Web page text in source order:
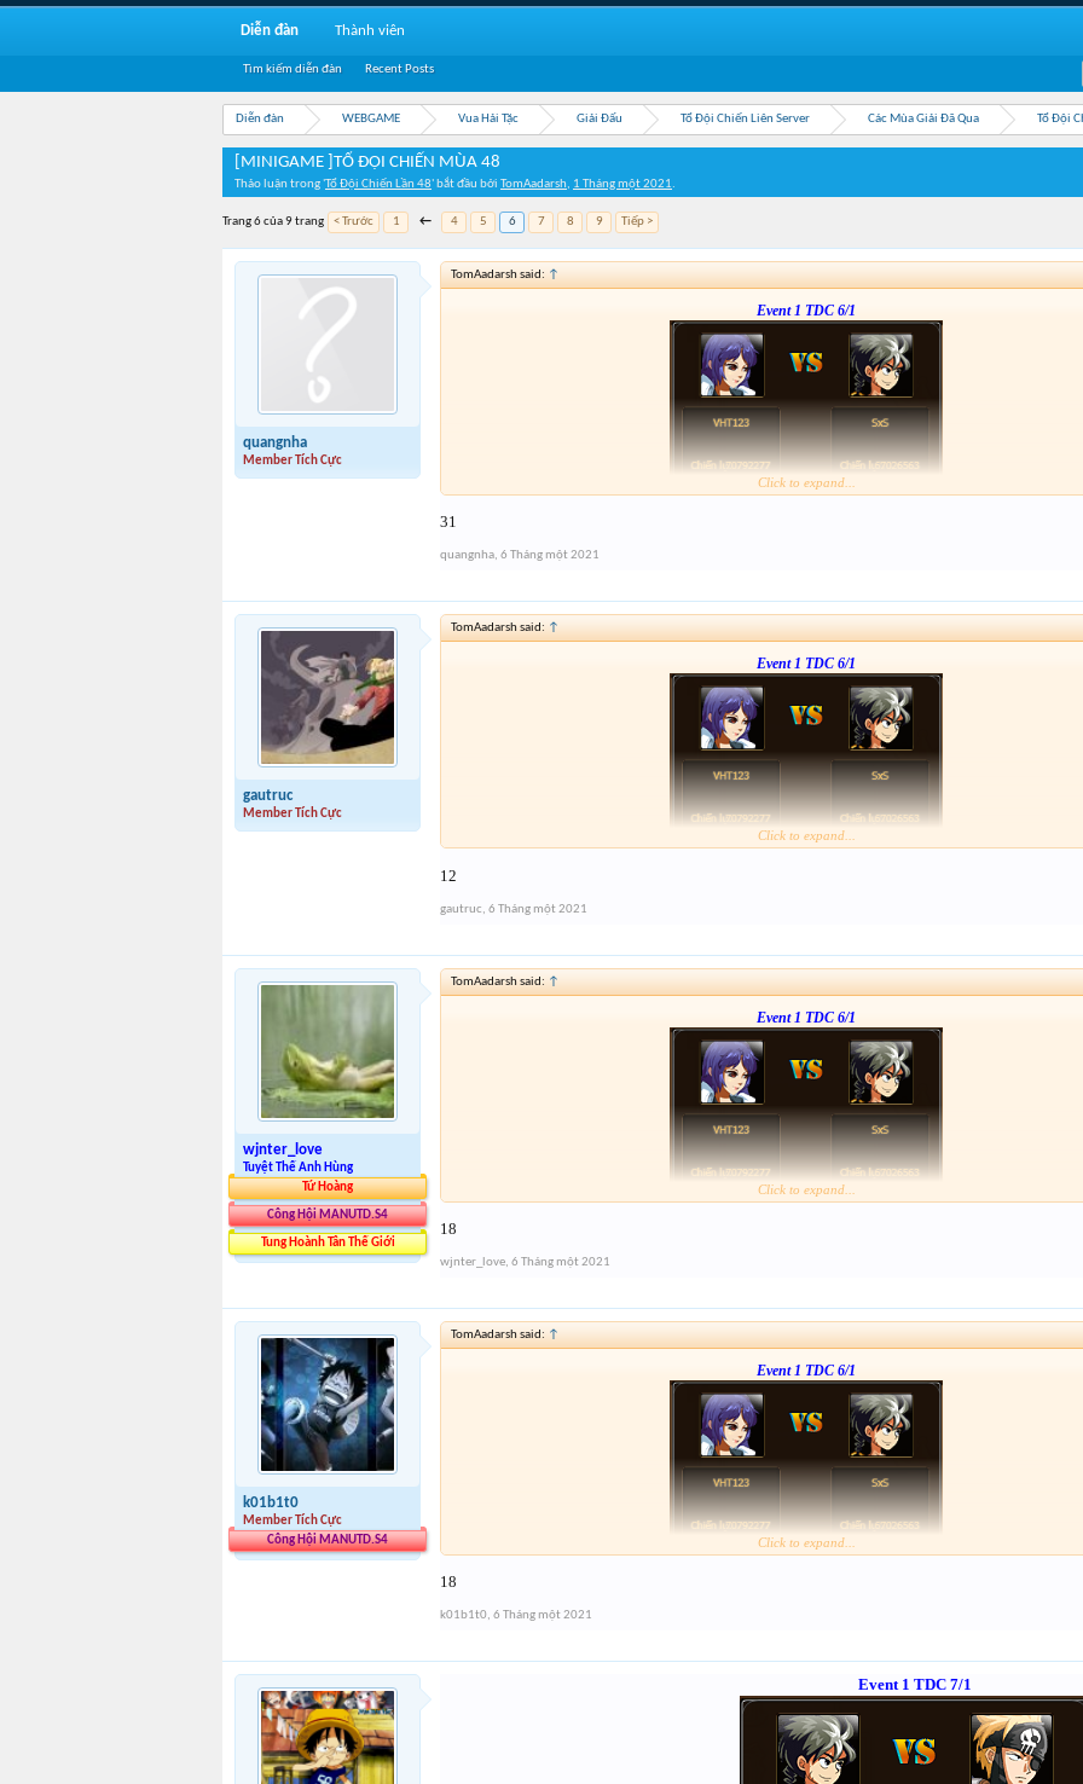
Diễn đàn WEBGAME Vua Hải Tặc Giải Đấu Tổ Đội Chiến Liên Server Các Mùa Giải Đã Qua Tổ Đội
[MINIGAME ]TỔ ĐỘI CHIẾN MÙA 48
Thảo luận trong 'Tổ Đội Chiến Lần 48' bắt đầu bởi TomAadarsh, 1 Tháng một 2021.
Trang 6 của 9 trang < Trước 1 ← 4 5 6 7 8 9 Tiếp >
quangnha
Member Tích Cực
TomAadarsh said: ↑
Event 1 TDC 6/1
Click to expand...
31
quangnha, 6 Tháng một 2021
gautruc
Member Tích Cực
TomAadarsh said: ↑
Event 1 TDC 6/1
Click to expand...
12
gautruc, 6 Tháng một 2021
wjnter_love
Tuyệt Thế Anh Hùng
Tứ Hoàng
Công Hội MANUTD.S4
Tung Hoành Tân Thế Giới
TomAadarsh said: ↑
Event 1 TDC 6/1
Click to expand...
18
wjnter_love, 6 Tháng một 2021
k01b1t0
Member Tích Cực
Công Hội MANUTD.S4
TomAadarsh said: ↑
Event 1 TDC 6/1
Click to expand...
18
k01b1t0, 6 Tháng một 2021
Event 1 TDC 7/1
Diễn đàn
Tìm kiếm diễn đàn Recent Posts
Thành viên